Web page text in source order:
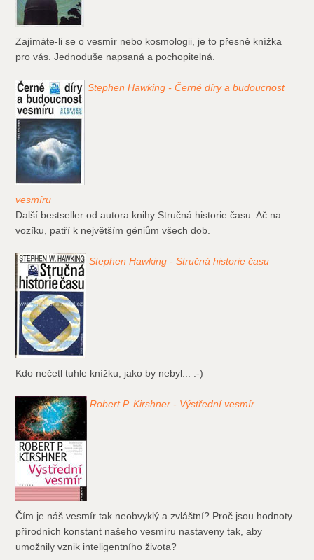
Zajímáte-li se o vesmír nebo kosmologii, je to přesně knížka
pro vás. Jednoduše napsaná a pochopitelná.
Stephen Hawking - Černé díry a budoucnost
vesmíru
Další bestseller od autora knihy Stručná historie času. Ač na
vozíku, patří k největším géniům všech dob.
Stephen Hawking - Stručná historie času
Kdo nečetl tuhle knížku, jako by nebyl... :-)
Robert P. Kirshner - Výstřední vesmír
Čím je náš vesmír tak neobvyklý a zvláštní? Proč jsou hodnoty
přírodních konstant našeho vesmíru nastaveny tak, aby
umožnily vznik inteligentního života?